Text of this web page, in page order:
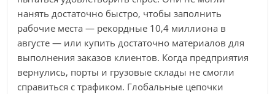
нанять достаточно быстро, чтобы заполнить
рабочие места — рекордные 10,4 миллиона в
августе — или купить достаточно материалов для
выполнения заказов клиентов. Когда предприятия
вернулись, порты и грузовые склады не смогли
справиться с трафиком. Глобальные цепочки